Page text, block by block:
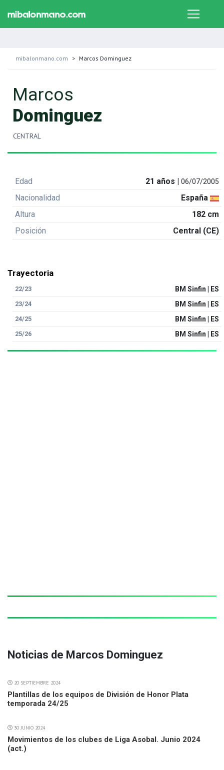
mibalonmano.com Marcos Dominguez
Marcos
Dominguez
CENTRAL
Edad 21 años |06/07/2005
Nacionalidad
España
Altura
182 cm
Posición
Central (CE)
Trayectoria
22/23 BM Sinfin | ES
23/24 BM Sinfin | ES
24/25 BM Sinfin | ES
25/26 BM Sinfin | ES
Noticias de Marcos Dominguez
20 SEPTIEMBRE 2024
Plantillas de los equipos de División de Honor Plata
temporada 24/25
30 JUNIO 2024
Movimientos de los clubes de Liga Asobal. Junio 2024
(act.)